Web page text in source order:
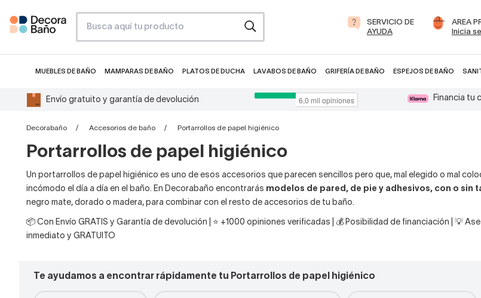
SERVICIO DE
AYUDA
AREA
Inicia
MUEBLES DE BAÑO MAMPARAS DE BAÑO PLATOS DE DUCHA LAVABOS DE BAÑO GRIFERÍA DE BAÑO ESPEJOS DE BAÑO
Envío gratuito y garantía de devolución Financia tu
Decorabaño Accesorios de baño Portarrollos de papel higiénico
Portarrollos de papel higiénico
Un portarrollos de papel higiénico es uno de esos accesorios que parecen sencillos pero que, mal elegido o mal
incómodo el día a día en el baño. En Decorabaño encontrarás modelos de pared, de pie y adhesivos, con o sin
negro mate, dorado o madera, para combinar con el resto de accesorios de tu baño.
📦 Con Envío GRATIS y Garantía de devolución | ⭐ +1000 opiniones verificadas | 💰 Posibilidad de financiación | 💡
inmediato y GRATUITO
Te ayudamos a encontrar rápidamente tu Portarrollos de papel higiénico